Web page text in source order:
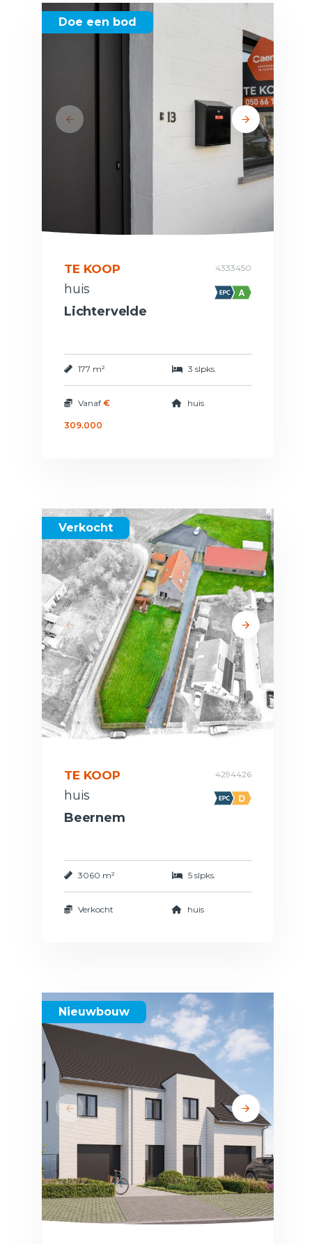
Doe een bod
TE KOOP 4333450
huis
Lichtervelde
177 m² 3 slpks.
Vanaf €
309.000
huis
Verkocht
TE KOOP 4294426
huis
Beernem
3060 m² 5 slpks.
Verkocht huis
Nieuwbouw